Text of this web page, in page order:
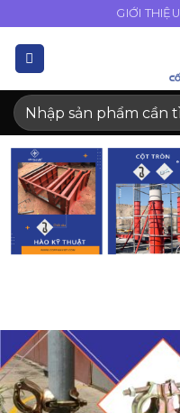
dung
GIỚI THIỆU
Tìm
kiếm: